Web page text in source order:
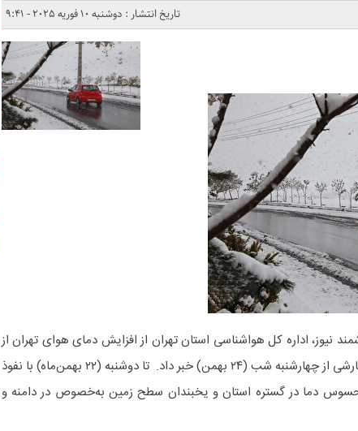
تاریخ انتشار : دوشنبه 10 فوریه 2025 - 9:41
نیوز، اداره کل هواشناسی استان تهران از افزایش دمای هوای تهران از
سه‌شنبه (۲۳ بهمن) و از ورود سامانه بارشی از چهارشنبه شب (۲۴ بهمن) خبر داد. تا دوشنبه (۲۲ بهمن‌ماه) با نفوذ
دما در گستره استان و یخبندان سطح زمین به‌خصوص در دامنه و